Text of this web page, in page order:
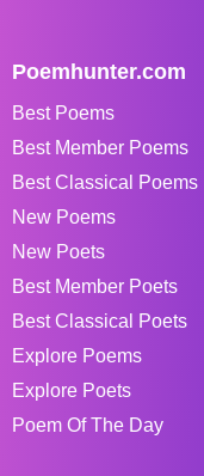
Poemhunter.com
Best Poems
Best Member Poems
Best Classical Poems
New Poems
New Poets
Best Member Poets
Best Classical Poets
Explore Poems
Explore Poets
Poem Of The Day